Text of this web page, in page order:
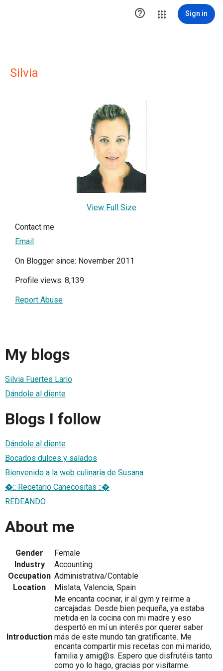
 Sign in
Silvia
View Full Size
Contact me
Email
On Blogger since: November 2011
Profile views: 8,139
Report Abuse
My blogs
Silvia Fuertes Lario
Dándole al diente
Blogs I follow
Dándole al diente
Bocados dulces y salados
Bienvenido a la web culinaria de Susana
�:: Recetario Canecositas ::�
REDEANDO
About me
Gender
Female
Industry
Accounting
Occupation Administrativa/Contable
Location
Mislata, Valencia, Spain
Introduction
Me encanta cocinar, ir al gym y reirme a
carcajadas. Desde bien pequeña, ya estaba
metida en la cocina con mi madre y eso
despertó en mí un interés por querer saber
más de este mundo tan gratificante. Me
encanta compartir mis recetas con mi marido,
familia y amig@s. Espero que disfrutéis tanto
como yo lo hago, gracias por visitarme.